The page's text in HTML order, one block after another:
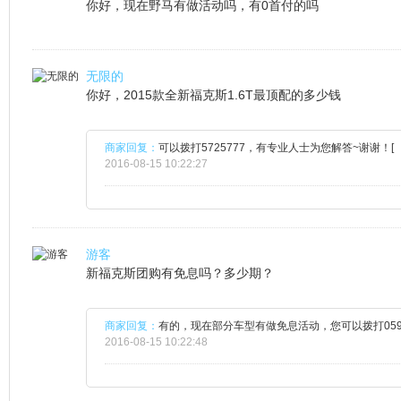
你好，现在野马有做活动吗，有0首付的吗
无限的
你好，2015款全新福克斯1.6T最顶配的多少钱
商家回复： 可以拨打5725777，有专业人士为您解答~谢谢！[
2016-08-15 10:22:27
游客
新福克斯团购有免息吗？多少期？
商家回复： 有的，现在部分车型有做免息活动，您可以拨打
2016-08-15 10:22:48